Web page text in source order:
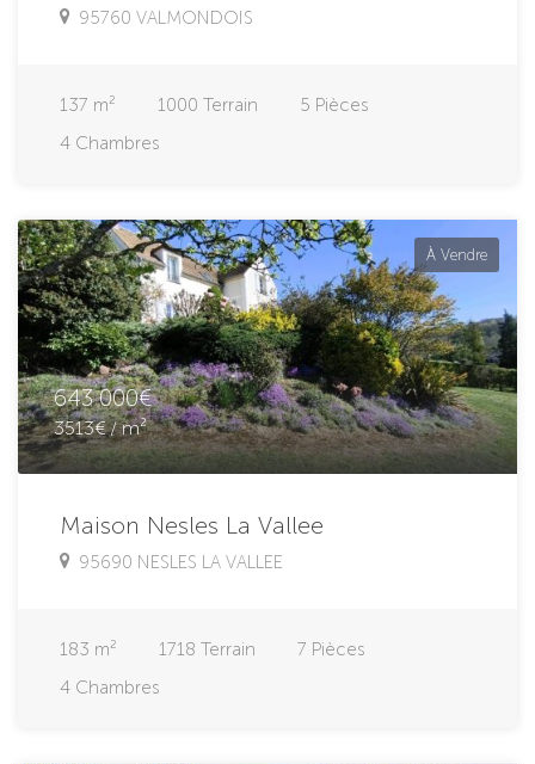
95760 VALMONDOIS
137 m² 1000 Terrain 5 Pièces
4 Chambres
À Vendre
643 000€
3513€ / m²
Maison Nesles La Vallee
95690 NESLES LA VALLEE
183 m² 1718 Terrain 7 Pièces
4 Chambres